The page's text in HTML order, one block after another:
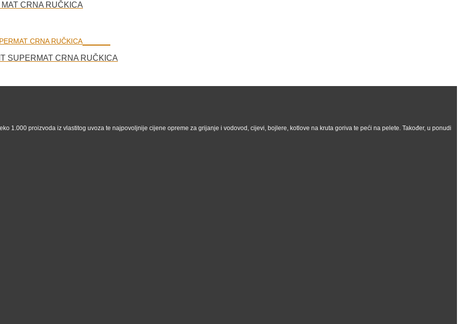
CRNA RUČKICA
SUPERMAT CRNA RUČKICA
1.000 proizvoda iz vlastitog uvoza te najpovoljnije cijene opreme za grijanje i vodovod, cijevi, bojlere, kotlove na kruta goriva te peći na pelete. Također, u ponudi